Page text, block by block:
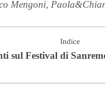
Mengoni,
Indice
sul Festival di